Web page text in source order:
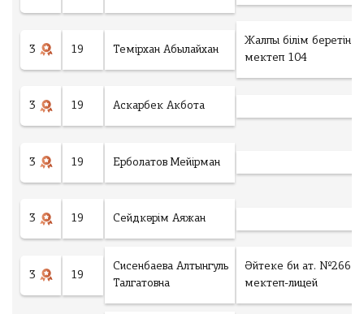
3 19 Темірхан Абылайхан
Жалпы білім беретін
мектеп 104
3 19 Аскарбек Акбота
3 19 Ерболатов Мейірман
3 19 Сейдкәрім Аяжан
3 19
Сисенбаева Алтынгуль
Талгатовна
Әйтеке би ат. №266
мектеп-лицей